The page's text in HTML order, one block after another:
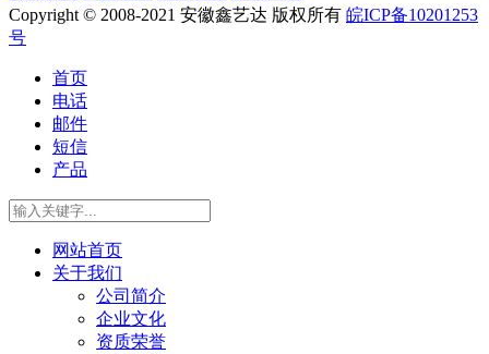
Copyright © 2008-2021 安徽鑫艺达 版权所有 皖ICP备10201253
号
首页
电话
邮件
短信
产品
网站首页
关于我们
公司简介
企业文化
资质荣誉